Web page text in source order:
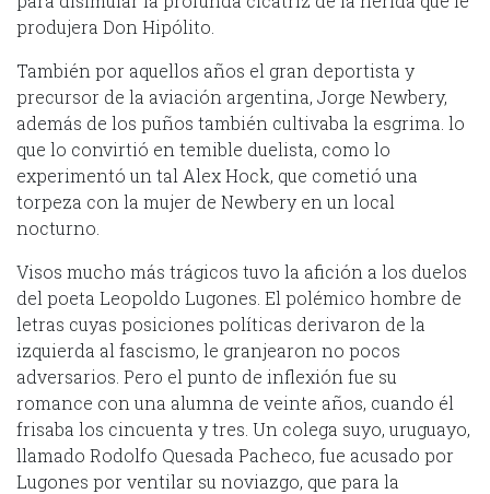
produjera Don Hipólito.
También por aquellos años el gran deportista y
precursor de la aviación argentina, Jorge Newbery,
además de los puños también cultivaba la esgrima. lo
que lo convirtió en temible duelista, como lo
experimentó un tal Alex Hock, que cometió una
torpeza con la mujer de Newbery en un local
nocturno.
Visos mucho más trágicos tuvo la afición a los duelos
del poeta Leopoldo Lugones. El polémico hombre de
letras cuyas posiciones políticas derivaron de la
izquierda al fascismo, le granjearon no pocos
adversarios. Pero el punto de inflexión fue su
romance con una alumna de veinte años, cuando él
frisaba los cincuenta y tres. Un colega suyo, uruguayo,
llamado Rodolfo Quesada Pacheco, fue acusado por
Lugones por ventilar su noviazgo, que para la